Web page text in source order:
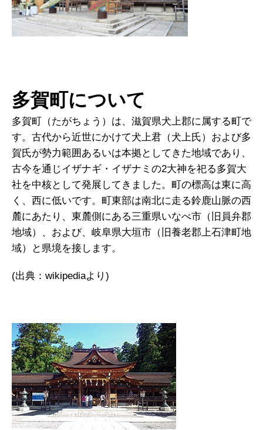
多賀町について
多賀町（たがちょう）は、滋賀県犬上郡に属する町で
す。古代から近世にかけて犬上君（犬上氏）および多
賀氏が勢力範囲あるいは本拠としてきた地域であり、
古今を通じイザナギ・イザナミの2大神を祀る多賀大
社を中核として発展してきました。町の標高は東に高
く、西に低いです。町東部は南北に走る鈴鹿山脈の西
麓にあたり、東麓側にある三重県いなべ市（旧員弁郡
地域）、および、岐阜県大垣市（旧養老郡上石津町地
域）と県境を接します。
(出典：wikipediaより)